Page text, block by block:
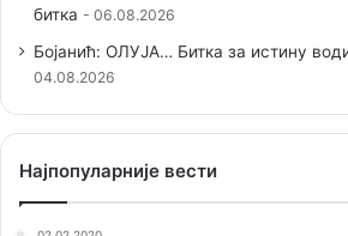
битка
06.08.2026
Бојанић: ОЛУЈА… Битка за истину
04.08.2026
Наjпопуларније вести